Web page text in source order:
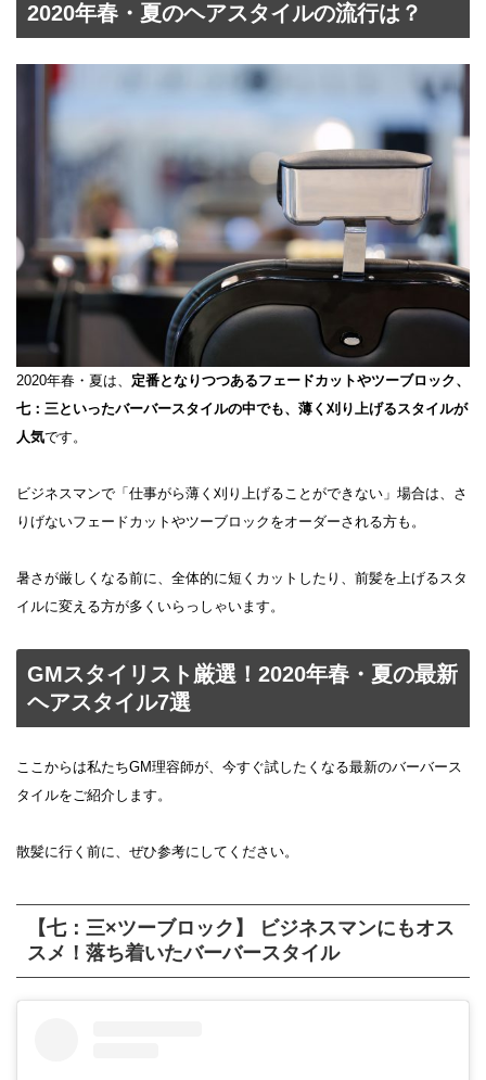
2020年春・夏のヘアスタイルの流行は？
2020年春・夏は、 定番となりつつあるフェードカットやツーブロック、
七：三といったバーバースタイルの中でも、薄く刈り上げるスタイルが
人気です。
ビジネスマンで「仕事がら薄く刈り上げることができない」場合は、さ
りげないフェードカットやツーブロックをオーダーされる方も。
暑さが厳しくなる前に、全体的に短くカットしたり、前髪を上げるスタ
イルに変える方が多くいらっしゃいます。
GMスタイリスト厳選！2020年春・夏の最新
ヘアスタイル7選
ここからは私たちGM理容師が、今すぐ試したくなる最新のバーバース
タイルをご紹介します。
散髪に行く前に、ぜひ参考にしてください。
【七：三×ツーブロック】 ビジネスマンにもオス
スメ！落ち着いたバーバースタイル